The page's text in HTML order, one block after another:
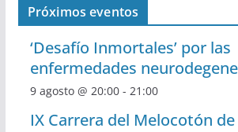
Próximos eventos
‘Desafío Inmortales’ por las
enfermedades
9 agosto @ 20:00- 21:00
IX Carrera del Melocotón